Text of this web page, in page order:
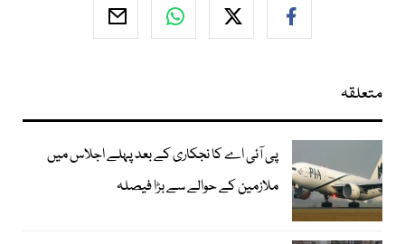
متعلقہ
پی آئی اے کا نجکاری کے بعد پہلے اجلاس میں
ملازمین کے حوالے سے بڑا فیصلہ